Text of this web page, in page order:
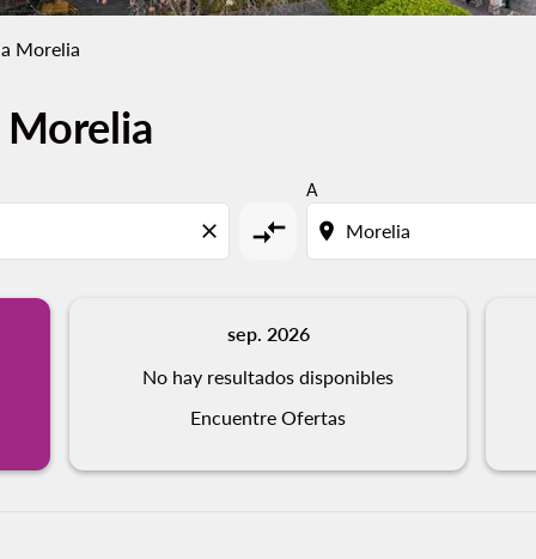
Morelia
Morelia
close compare_arrows
A
location_on
sep. 2026
No hay resultados disponibles
Encuentre Ofertas